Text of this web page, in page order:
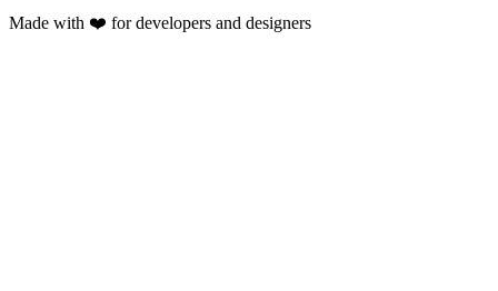
Made with ❤️ for developers and designers